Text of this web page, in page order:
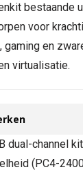
bestaande
voor
en
virtualisatie.
dual-channel
(PC4-